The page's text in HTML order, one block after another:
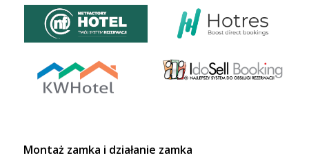
Montaż zamka i działanie zamka